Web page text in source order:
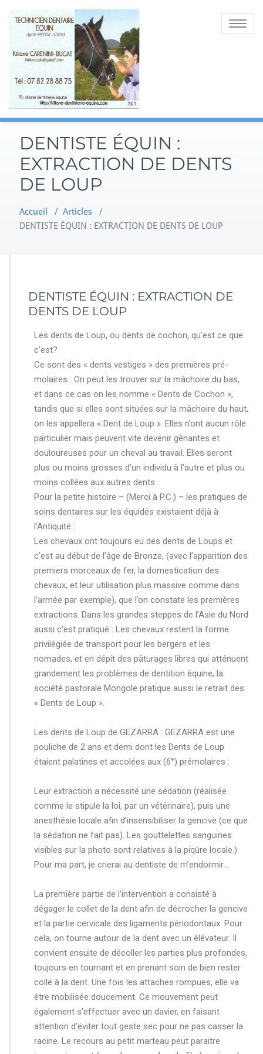
Toggle
DENTISTE ÉQUIN :
EXTRACTION DE DENTS
DE LOUP
Accueil / Articles /
DENTISTE ÉQUIN : EXTRACTION DE DENTS DE LOUP
DENTISTE ÉQUIN : EXTRACTION DE
DENTS DE LOUP
Les dents de Loup, ou dents de cochon, qu’est ce que
c’est?
Ce sont des « dents vestiges » des premières pré-
molaires . On peut les trouver sur la mâchoire du bas,
et dans ce cas on les nomme « Dents de Cochon »,
tandis que si elles sont situées sur la mâchoire du haut,
on les appellera « Dent de Loup ». Elles n’ont aucun rôle
particulier mais peuvent vite devenir gênantes et
douloureuses pour un cheval au travail. Elles seront
plus ou moins grosses d’un individu à l’autre et plus ou
moins collées aux autres dents.
Pour la petite histoire – (Merci à P.C.) – les pratiques de
soins dentaires sur les équidés existaient déjà à
l’Antiquité :
Les chevaux ont toujours eu des dents de Loups et
c’est au début de l’âge de Bronze, (avec l’apparition des
premiers morceaux de fer, la domestication des
chevaux, et leur utilisation plus massive comme dans
l’armée par exemple), que l’on constate les premières
extractions. Dans les grandes steppes de l’Asie du Nord
aussi c’est pratiqué : Les chevaux restent la forme
privilégiée de transport pour les bergers et les
nomades, et en dépit des pâturages libres qui atténuent
grandement les problèmes de dentition équine, la
société pastorale Mongole pratique aussi le retrait des
« Dents de Loup ».
Les dents de Loup de GEZARRA : GEZARRA est une
pouliche de 2 ans et demi dont les Dents de Loup
étaient palatines et accolées aux (6°) prémolaires :
Leur extraction a nécessité une sédation (réalisée
comme le stipule la loi, par un vétérinaire), puis une
anesthésie locale afin d’insensibiliser la gencive (ce que
la sédation ne fait pas). Les gouttelettes sanguines
visibles sur la photo sont relatives à la piqûre locale.)
Pour ma part, je crierai au dentiste de m’endormir…
La première partie de l’intervention a consisté à
dégager le collet de la dent afin de décrocher la gencive
et la partie cervicale des ligaments périodontaux. Pour
cela, on tourne autour de la dent avec un élévateur. Il
convient ensuite de décoller les parties plus profondes,
toujours en tournant et en prenant soin de bien rester
collé à la dent. Une fois les attaches rompues, elle va
être mobilisée doucement. Ce mouvement peut
également s’effectuer avec un davier, en faisant
attention d’éviter tout geste sec pour ne pas casser la
racine. Le recours au petit marteau peut paraitre